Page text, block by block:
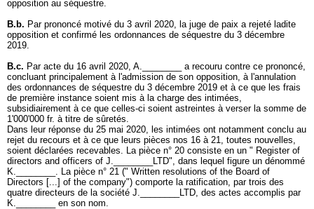
opposition au séquestre.
B.b. Par prononcé motivé du 3 avril 2020, la juge de paix a rejeté ladite
opposition et confirmé les ordonnances de séquestre du 3 décembre
2019.
B.c. Par acte du 16 avril 2020, A.________ a recouru contre ce prononcé,
concluant principalement à l'admission de son opposition, à l'annulation
des ordonnances de séquestre du 3 décembre 2019 et à ce que les frais
de première instance soient mis à la charge des intimées,
subsidiairement à ce que celles-ci soient astreintes à verser la somme de
1'000'000 fr. à titre de sûretés.
Dans leur réponse du 25 mai 2020, les intimées ont notamment conclu au
rejet du recours et à ce que leurs pièces nos 16 à 21, toutes nouvelles,
soient déclarées recevables. La pièce n° 20 consiste en un " Register of
directors and officers of J.________LTD", dans lequel figure un dénommé
K.________. La pièce n° 21 (" Written resolutions of the Board of
Directors [...] of the company") comporte la ratification, par trois des
quatre directeurs de la société J.________LTD, des actes accomplis par
K.________ en son nom.